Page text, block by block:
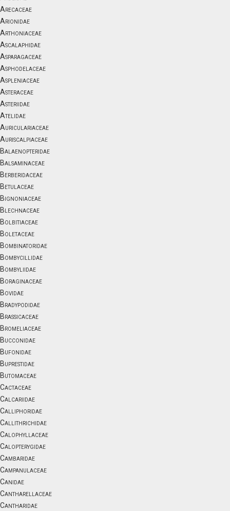
Arecaceae
Arionidae
Arthoniaceae
Ascalaphidae
Asparagaceae
Asphodelaceae
Aspleniaceae
Asteraceae
Asteriidae
Atelidae
Auriculariaceae
Auriscalpiaceae
Balaenopteridae
Balsaminaceae
Berberidaceae
Betulaceae
Bignoniaceae
Blechnaceae
Bolbitiaceae
Boletaceae
Bombinatoridae
Bombycillidae
Bombyliidae
Boraginaceae
Bovidae
Bradypodidae
Brassicaceae
Bromeliaceae
Bucconidae
Bufonidae
Buprestidae
Butomaceae
Cactaceae
Calcariidae
Calliphoridae
Callithrichidae
Calophyllaceae
Calopterygidae
Cambaridae
Campanulaceae
Canidae
Cantharellaceae
Cantharidae